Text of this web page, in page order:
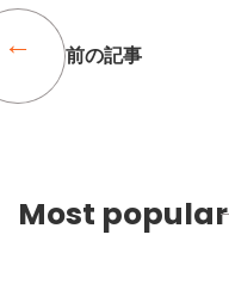
前の記事
Most popular